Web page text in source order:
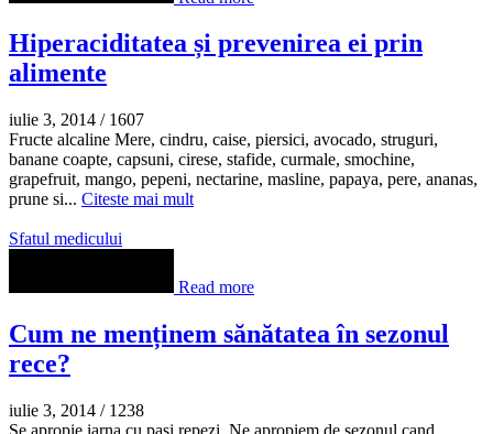
Hiperaciditatea și prevenirea ei prin
alimente
iulie 3, 2014 / 1607
Fructe alcaline Mere, cindru, caise, piersici, avocado, struguri,
banane coapte, capsuni, cirese, stafide, curmale, smochine,
grapefruit, mango, pepeni, nectarine, masline, papaya, pere, ananas,
prune si... Citeste mai mult
Sfatul medicului
Read more
Cum ne menținem sănătatea în sezonul
rece?
iulie 3, 2014 / 1238